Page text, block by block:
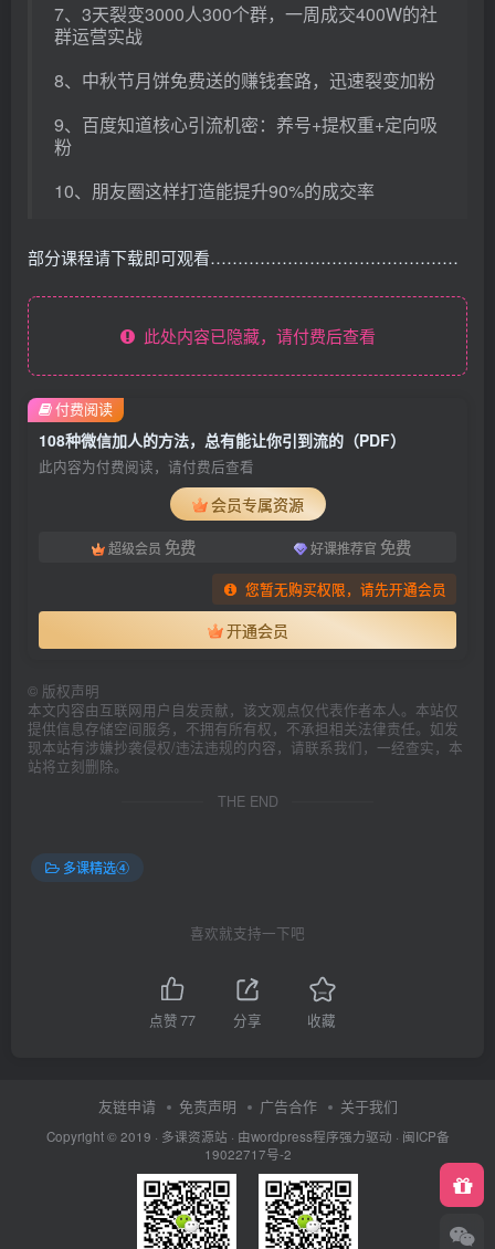
7、3天裂变3000人300个群，一周成交400W的社
群运营实战
8、中秋节月饼免费送的赚钱套路，迅速裂变加粉
9、百度知道核心引流机密：养号+提权重+定向吸
粉
10、朋友圈这样打造能提升90%的成交率
部分课程请下载即可观看………………………………………
此处内容已隐藏，请付费后查看
108种微信加人的方法，总有能让你引到流的（PDF）
此内容为付费阅读，请付费后查看
会员专属资源
超级会员 免费 好课推荐官 免费
您暂无购买权限，请先开通会员
开通会员
付费阅读
© 版权声明
本文内容由互联网用户自发贡献，该文观点仅代表作者本人。本站仅
提供信息存储空间服务，不拥有所有权，不承担相关法律责任。如发
现本站有涉嫌抄袭侵权/违法违规的内容，请联系我们，一经查实，本
站将立刻删除。
THE END
多课精选④
喜欢就支持一下吧
点赞77 分享 收藏
友链申请 免责声明 广告合作 关于我们
Copyright © 2019 · 多课资源站 · 由wordpress程序强力驱动 · 闽ICP备
19022717号-2